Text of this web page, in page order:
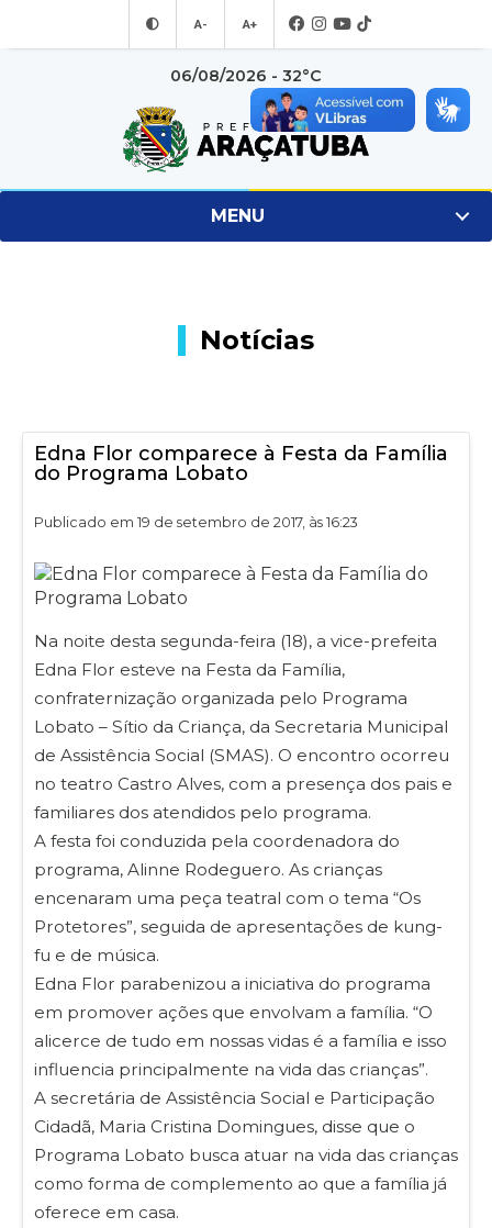
A- A+
06/08/2026 - 32°C
MENU
Notícias
Edna Flor comparece à Festa da Família
do Programa Lobato
Publicado em 19 de setembro de 2017, às 16:23
Na noite desta segunda-feira (18), a vice-prefeita
Edna Flor esteve na Festa da Família,
confraternização organizada pelo Programa
Lobato – Sítio da Criança, da Secretaria Municipal
de Assistência Social (SMAS). O encontro ocorreu
no teatro Castro Alves, com a presença dos pais e
familiares dos atendidos pelo programa.
A festa foi conduzida pela coordenadora do
programa, Alinne Rodeguero. As crianças
encenaram uma peça teatral com o tema “Os
Protetores”, seguida de apresentações de kung-
fu e de música.
Edna Flor parabenizou a iniciativa do programa
em promover ações que envolvam a família. “O
alicerce de tudo em nossas vidas é a família e isso
influencia principalmente na vida das crianças”.
A secretária de Assistência Social e Participação
Cidadã, Maria Cristina Domingues, disse que o
Programa Lobato busca atuar na vida das crianças
como forma de complemento ao que a família já
oferece em casa.